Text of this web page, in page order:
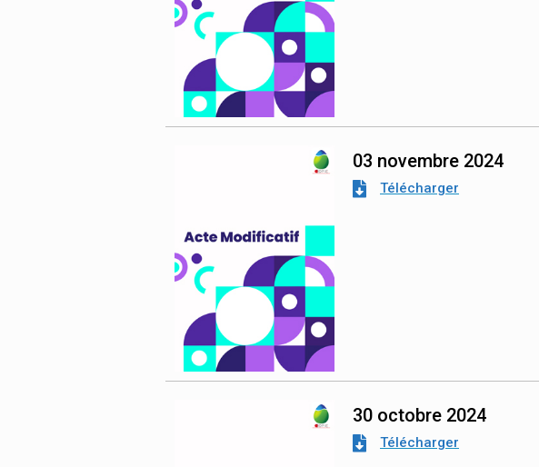
03 novembre 2024
Télécharger
30 octobre 2024
Télécharger